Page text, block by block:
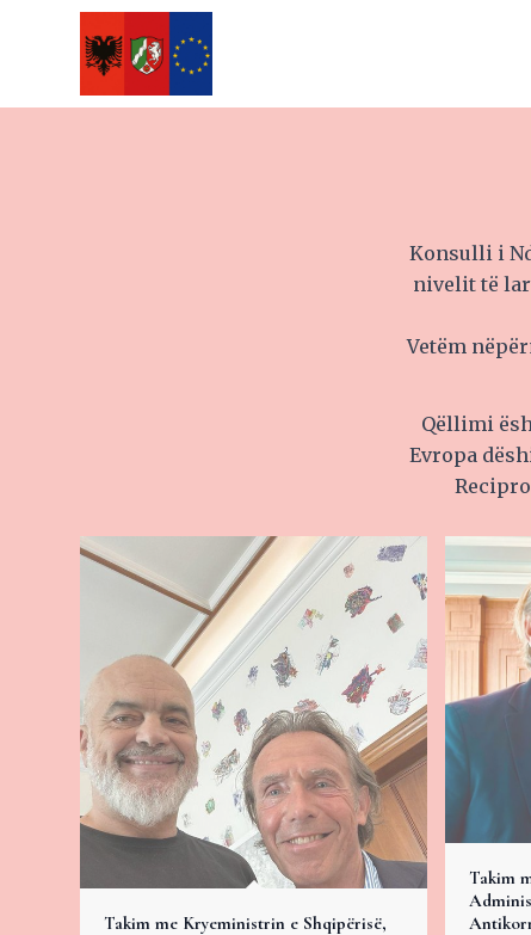
Konsulli i
nivelit të
Vetëm
Qëllimi
Evropa
Takim me Kryeministrin e Shqipërisë,
Takim